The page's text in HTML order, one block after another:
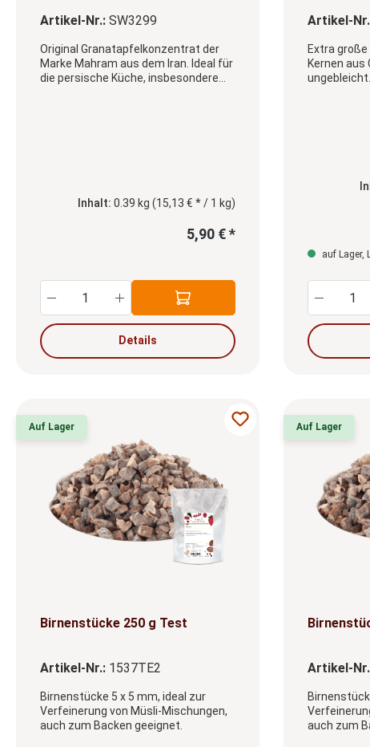
Artikel-Nr.: SW3299
Original Granatapfelkonzentrat der
Marke Mahram aus dem Iran. Ideal für
die persische Küche, insbesondere
Inhalt: 0.39 kg (15,13 € * / 1 kg)
5,90 € *
Produkt Anzahl: Gib den
Details
Artikel-
Extra
Kernen aus
auf Lager,
Auf Lager
Birnenstücke 250 g Test
Artikel-Nr.: 1537TE2
Birnenstücke 5 x 5 mm, ideal zur
Verfeinerung von Müsli-Mischungen,
auch zum Backen geeignet.
Auf Lager
Artikel-
auch zum